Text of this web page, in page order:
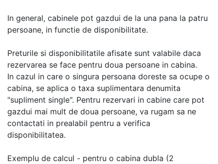
In general, cabinele pot gazdui de la una pana la patru
persoane, in functie de disponibilitate.
Preturile si disponibilitatile afisate sunt valabile daca
rezervarea se face pentru doua persoane in cabina.
In cazul in care o singura persoana doreste sa ocupe o
cabina, se aplica o taxa suplimentara denumita
"supliment single". Pentru rezervari in cabine care pot
gazdui mai mult de doua persoane, va rugam sa ne
contactati in prealabil pentru a verifica
disponibilitatea.
Exemplu de calcul - pentru o cabina dubla (2